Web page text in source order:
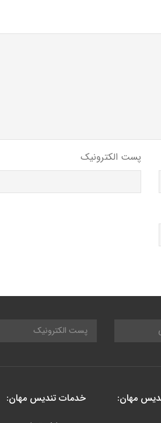
پست الکترونیک
مهان: خدمات تندیس مهان: